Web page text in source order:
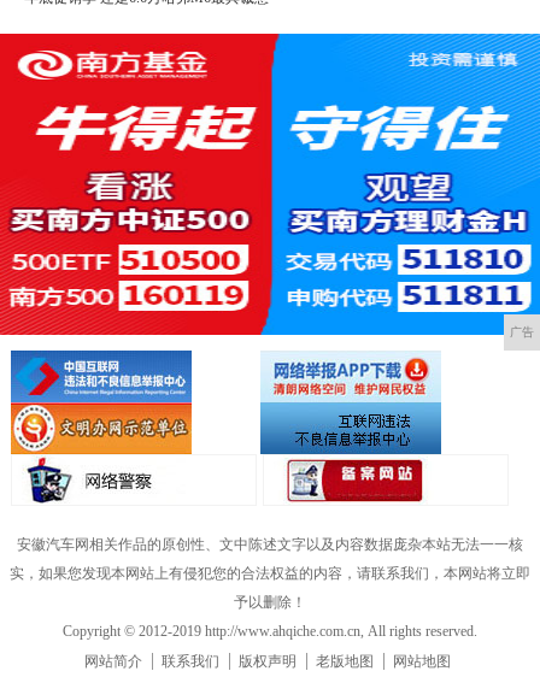
广告
安徽汽车网相关作品的原创性、文中陈述文字以及内容数据庞杂本站无法一一核
实，如果您发现本网站上有侵犯您的合法权益的内容，请联系我们，本网站将立即
予以删除！
Copyright © 2012-2019 http://www.ahqiche.com.cn, All rights reserved.
网站简介
联系我们 版权声明 老版地图 网站地图